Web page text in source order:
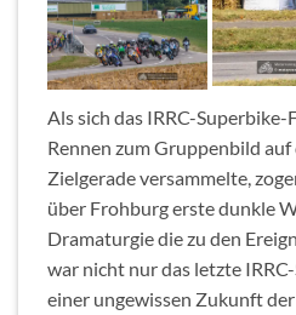
Als sich das IRRC-Superbike-
Rennen zum Gruppenbild
Zielgerade versammelte,
über Frohburg erste dunkle
Dramaturgie die zu den
war nicht nur das letzte
einer ungewissen Zukunft der